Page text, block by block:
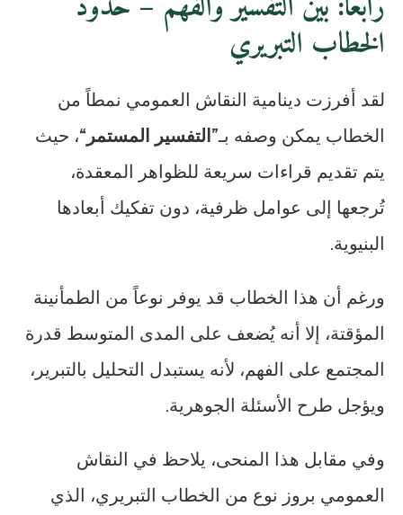
الخطاب التبريري
لقد أفرزت دينامية النقاش العمومي نمطاً من
الخطاب يمكن وصفه بـ”التفسير المستمر“، حيث
يتم تقديم قراءات سريعة للظواهر المعقدة،
تُرجعها إلى عوامل ظرفية، دون تفكيك أبعادها
البنيوية.
ورغم أن هذا الخطاب قد يوفر نوعاً من الطمأنينة
المؤقتة، إلا أنه يُضعف على المدى المتوسط قدرة
المجتمع على الفهم، لأنه يستبدل التحليل بالتبرير،
ويؤجل طرح الأسئلة الجوهرية.
وفي مقابل هذا المنحى، يلاحظ في النقاش
العمومي بروز نوع من الخطاب التبريري، الذي